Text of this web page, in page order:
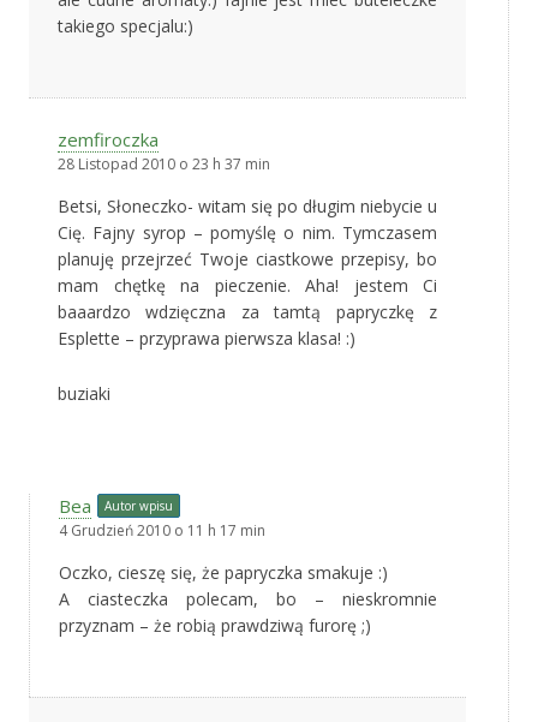
takiego specjalu:)
zemfiroczka
28 Listopad 2010 o 23 h 37 min
Betsi, Słoneczko- witam się po długim niebycie u
Cię. Fajny syrop – pomyślę o nim. Tymczasem
planuję przejrzeć Twoje ciastkowe przepisy, bo
mam chętkę na pieczenie. Aha! jestem Ci
baaardzo wdzięczna za tamtą papryczkę z
Esplette – przyprawa pierwsza klasa! :)
buziaki
Bea Autor wpisu
4 Grudzień 2010 o 11 h 17 min
Oczko, cieszę się, że papryczka smakuje :)
A ciasteczka polecam, bo – nieskromnie
przyznam – że robią prawdziwą furorę ;)